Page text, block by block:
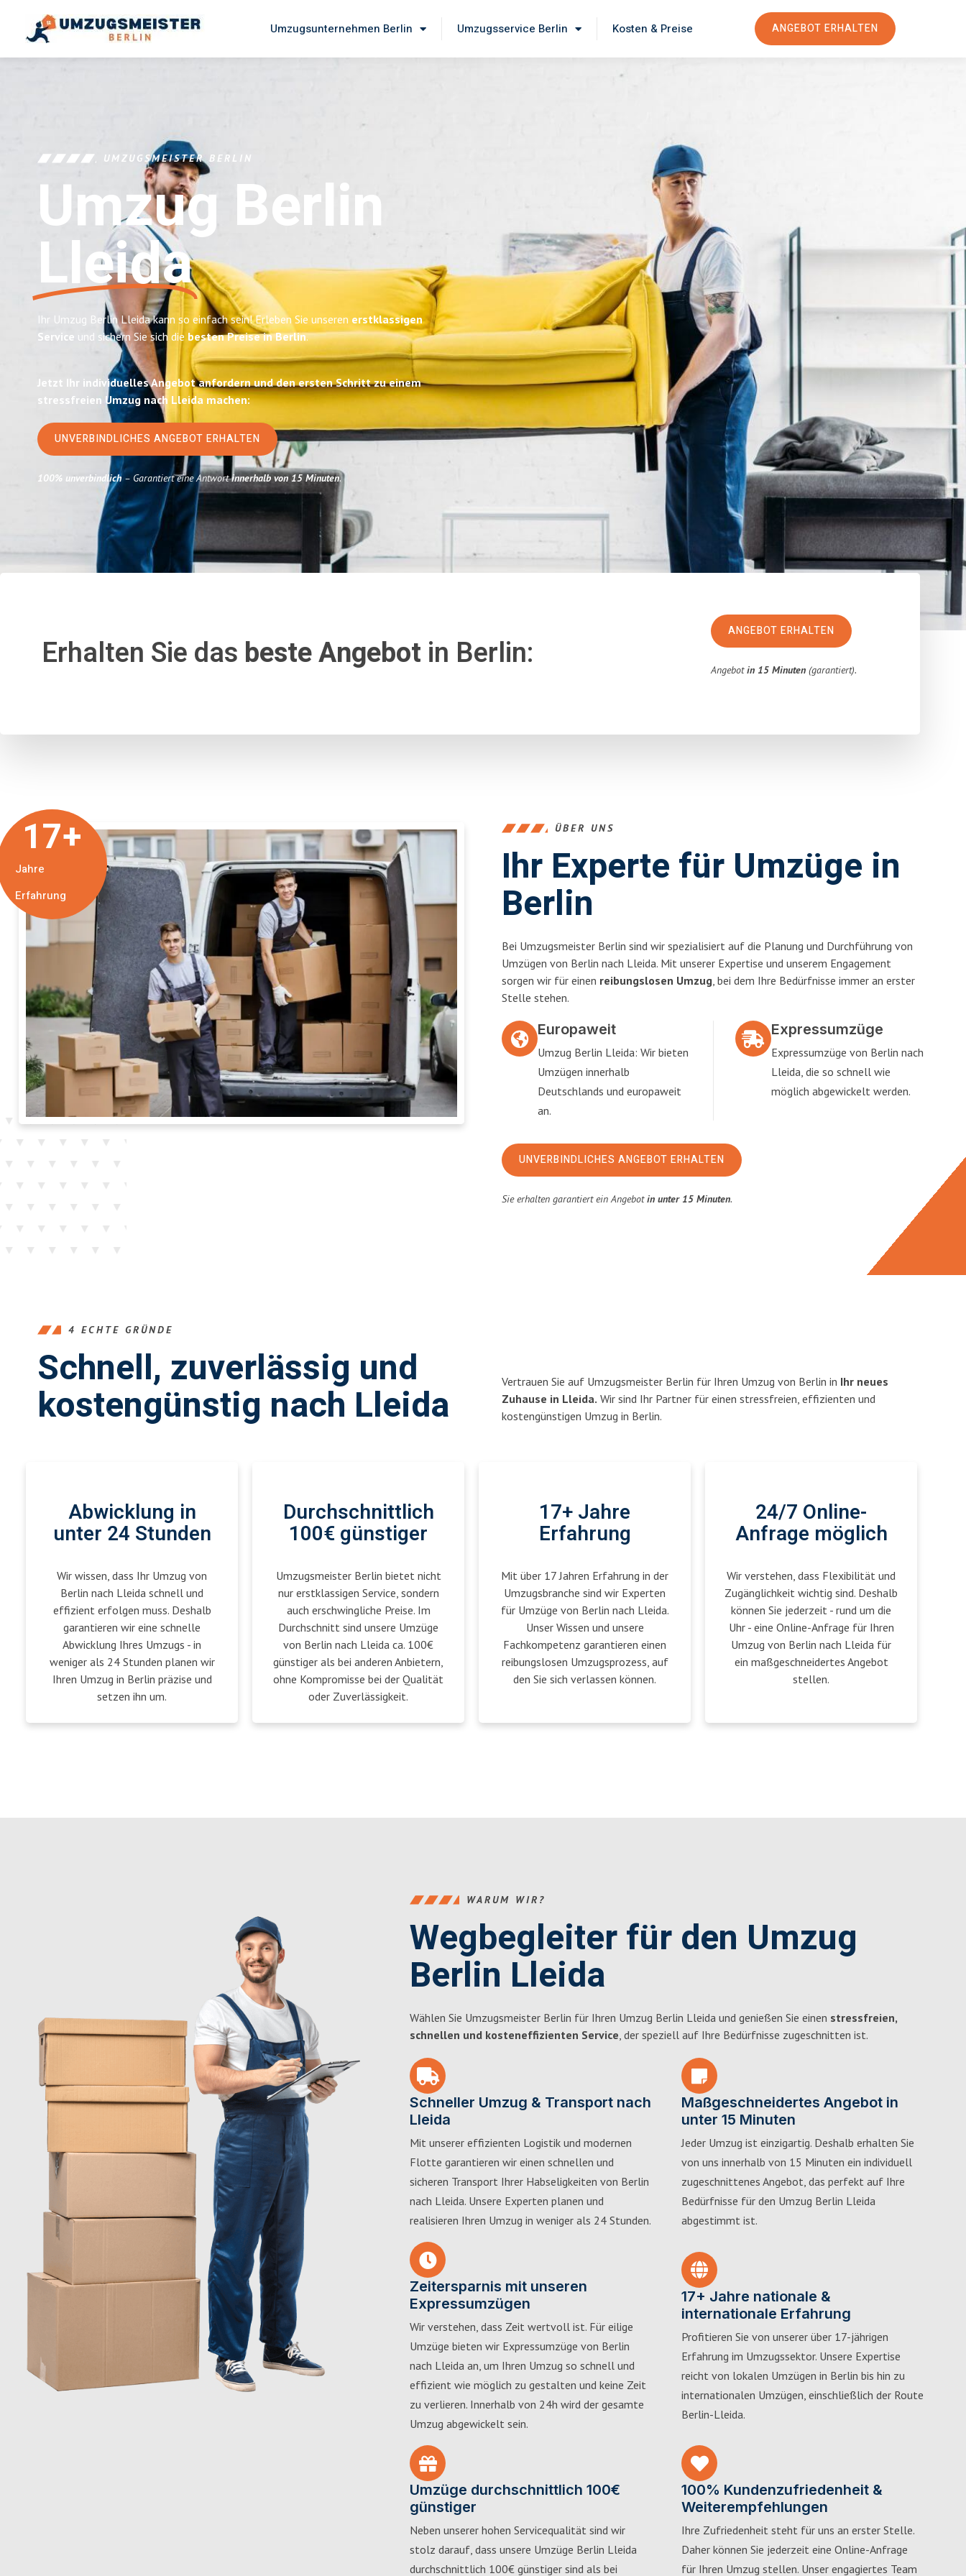
Umzugsunternehmen Berlin Umzugsservice Berlin Kosten & Preise ANGEBOT ERHALTEN
UMZUGSMEISTER BERLIN
Umzug Berlin
Lleida
Ihr Umzug Berlin Lleida kann so einfach sein! Erleben Sie unseren erstklassigen
Service und sichern Sie sich die besten Preise in Berlin.
Jetzt Ihr individuelles Angebot anfordern und den ersten Schritt zu einem
stressfreien Umzug nach Lleida machen:
UNVERBINDLICHES ANGEBOT ERHALTEN
100% unverbindlich– Garantiert eine Antwortinnerhalb von 15 Minuten.
Erhalten Sie das beste Angebot in Berlin:
ANGEBOT ERHALTEN
Angebotin 15 Minuten (garantiert).
Jahre
Erfahrung
17+ ÜBER UNS
Ihr Experte für Umzüge in
Berlin
Bei Umzugsmeister Berlin sind wir spezialisiert auf die Planung und Durchführung von
Umzügen von Berlin nach Lleida. Mit unserer Expertise und unserem Engagement
sorgen wir für einen reibungslosen Umzug, bei dem Ihre Bedürfnisse immer an erster
Stelle stehen.
Europaweit
Umzug Berlin Lleida: Wir bieten
Umzügen innerhalb
Deutschlands und europaweit
an.
Expressumzüge
Expressumzüge von Berlin nach
Lleida, die so schnell wie
möglich abgewickelt werden.
UNVERBINDLICHES ANGEBOT ERHALTEN
Sie erhalten garantiert ein Angebotin unter 15 Minuten.
4 ECHTE GRÜNDE
Schnell, zuverlässig und
kostengünstig nach Lleida Vertrauen Sie auf Umzugsmeister Berlin für Ihren Umzug von Berlin in Ihr neues
Zuhause in Lleida. Wir sind Ihr Partner für einen stressfreien, effizienten und
kostengünstigen Umzug in Berlin.
Abwicklung in
unter 24 Stunden
Wir wissen, dass Ihr Umzug von
Berlin nach Lleida schnell und
effizient erfolgen muss. Deshalb
garantieren wir eine schnelle
Abwicklung Ihres Umzugs - in
weniger als 24 Stunden planen wir
Ihren Umzug in Berlin präzise und
setzen ihn um.
Durchschnittlich
100€ günstiger
Umzugsmeister Berlin bietet nicht
nur erstklassigen Service, sondern
auch erschwingliche Preise. Im
Durchschnitt sind unsere Umzüge
von Berlin nach Lleida ca. 100€
günstiger als bei anderen Anbietern,
ohne Kompromisse bei der Qualität
oder Zuverlässigkeit.
17+ Jahre
Erfahrung
Mit über 17 Jahren Erfahrung in der
Umzugsbranche sind wir Experten
für Umzüge von Berlin nach Lleida.
Unser Wissen und unsere
Fachkompetenz garantieren einen
reibungslosen Umzugsprozess, auf
den Sie sich verlassen können.
24/7 Online-
Anfrage möglich
Wir verstehen, dass Flexibilität und
Zugänglichkeit wichtig sind. Deshalb
können Sie jederzeit - rund um die
Uhr - eine Online-Anfrage für Ihren
Umzug von Berlin nach Lleida für
ein maßgeschneidertes Angebot
stellen.
WARUM WIR?
Wegbegleiter für den Umzug
Berlin Lleida
Wählen Sie Umzugsmeister Berlin für Ihren Umzug Berlin Lleida und genießen Sie einen stressfreien,
schnellen und kosteneffizienten Service, der speziell auf Ihre Bedürfnisse zugeschnitten ist.
Schneller Umzug & Transport nach
Lleida
Mit unserer effizienten Logistik und modernen
Flotte garantieren wir einen schnellen und
sicheren Transport Ihrer Habseligkeiten von Berlin
nach Lleida. Unsere Experten planen und
realisieren Ihren Umzug in weniger als 24 Stunden.
Maßgeschneidertes Angebot in
unter 15 Minuten
Jeder Umzug ist einzigartig. Deshalb erhalten Sie
von uns innerhalb von 15 Minuten ein individuell
zugeschnittenes Angebot, das perfekt auf Ihre
Bedürfnisse für den Umzug Berlin Lleida
abgestimmt ist.
Zeitersparnis mit unseren
Expressumzügen
Wir verstehen, dass Zeit wertvoll ist. Für eilige
Umzüge bieten wir Expressumzüge von Berlin
nach Lleida an, um Ihren Umzug so schnell und
effizient wie möglich zu gestalten und keine Zeit
zu verlieren. Innerhalb von 24h wird der gesamte
Umzug abgewickelt sein.
17+ Jahre nationale &
internationale Erfahrung
Profitieren Sie von unserer über 17-jährigen
Erfahrung im Umzugssektor. Unsere Expertise
reicht von lokalen Umzügen in Berlin bis hin zu
internationalen Umzügen, einschließlich der Route
Berlin-Lleida.
Umzüge durchschnittlich 100€
günstiger
Neben unserer hohen Servicequalität sind wir
stolz darauf, dass unsere Umzüge Berlin Lleida
durchschnittlich 100€ günstiger sind als bei
100% Kundenzufriedenheit &
Weiterempfehlungen
Ihre Zufriedenheit steht für uns an erster Stelle.
Daher können Sie jederzeit eine Online-Anfrage
für Ihren Umzug stellen. Unser engagiertes Team